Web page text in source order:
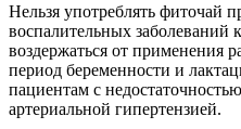
Нельзя употреблять фиточай
воспалительных заболеваний
воздержаться от применения
период беременности и
пациентам с
артериальной гипертензией.